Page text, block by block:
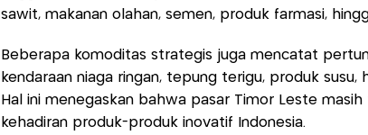
sawit, makanan olahan, semen, produk farmasi,
Beberapa komoditas strategis juga mencatat
kendaraan niaga ringan, tepung terigu, produk
Hal ini menegaskan bahwa pasar Timor Leste
kehadiran produk-produk inovatif Indonesia.